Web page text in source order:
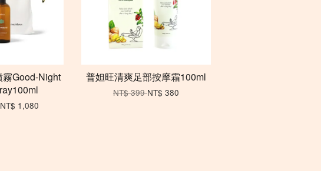
Good-Night
NT$ 1,080
普妲旺清爽足部按摩霜100ml
NT$ 399NT$ 380